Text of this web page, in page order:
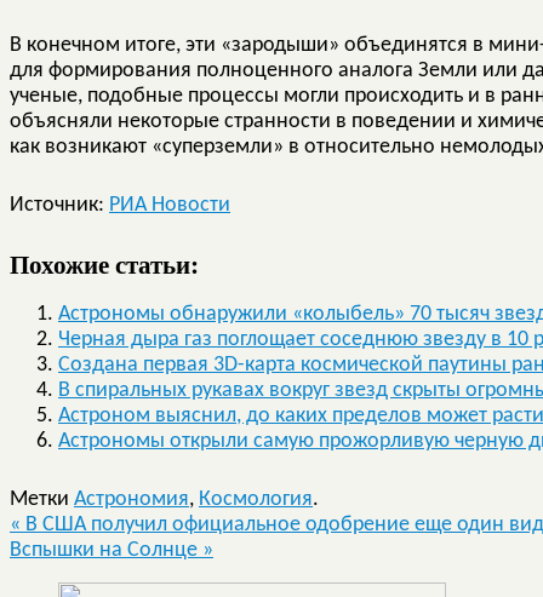
В конечном итоге, эти «зародыши» объединятся в
для формирования полноценного аналога Земли или
ученые, подобные процессы могли происходить и в
объясняли некоторые странности в поведении и
как возникают «суперземли» в относительно
Источник: РИА Новости
Похожие статьи:
Астрономы обнаружили «колыбель» 70 тысяч
Черная дыра газ поглощает соседнюю звезду в
Создана первая 3D-карта космической паутины
В спиральных рукавах вокруг звезд скрыты
Астроном выяснил, до каких пределов может
Астрономы открыли самую прожорливую черную
Метки Астрономия, Космология.
« В США получил официальное одобрение еще один
Вспышки на Солнце »